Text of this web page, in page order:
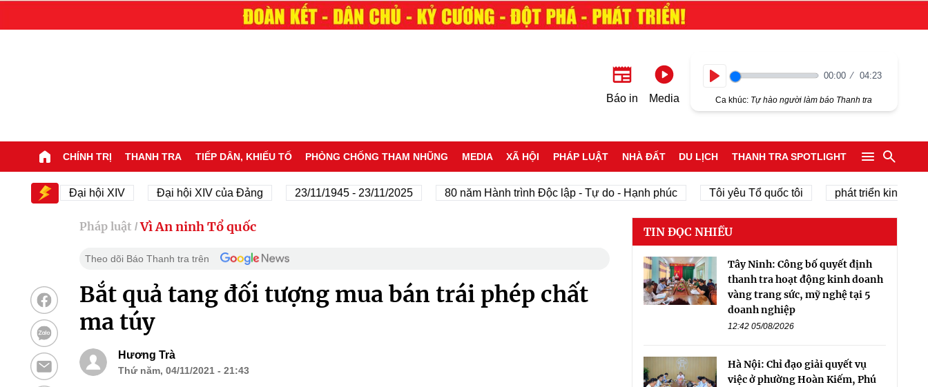
Báo in Media
00:00 04:23
Ca khúc: Tự hào người làm báo Thanh tra
CHÍNH TRỊ THANH TRA TIẾP DÂN, KHIẾU TỐ PHÒNG CHỐNG THAM NHŨNG MEDIA XÃ HỘI PHÁP LUẬT NHÀ ĐẤT DU LỊCH THANH TRA SPOTLIGHT
Đại hội XIV Đại hội XIV của Đảng 23/11/1945 - 23/11/2025 80 năm Hành trình Độc lập - Tự do - Hạnh phúc Tôi yêu Tổ quốc tôi phát triển kinh tế tư nhân
Pháp luật / Vì An ninh Tổ quốc
Theo dõi Báo Thanh tra trên
Bắt quả tang đối tượng mua bán trái phép chất
ma túy
Hương Trà
Thứ năm, 04/11/2021 - 21:43
TIN ĐỌC NHIỀU
Tây Ninh: Công bố quyết định
thanh tra hoạt động kinh doanh
vàng trang sức, mỹ nghệ tại 5
doanh nghiệp
12:42 05/08/2026
Hà Nội: Chỉ đạo giải quyết vụ
việc ở phường Hoàn Kiếm, Phú